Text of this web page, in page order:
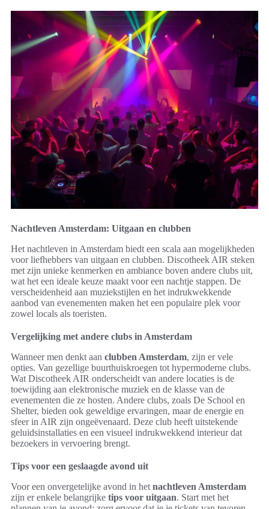
Nachtleven Amsterdam: Uitgaan en clubben
Het nachtleven in Amsterdam biedt een scala aan mogelijkheden
voor liefhebbers van uitgaan en clubben. Discotheek AIR steken
met zijn unieke kenmerken en ambiance boven andere clubs uit,
wat het een ideale keuze maakt voor een nachtje stappen. De
verscheidenheid aan muziekstijlen en het indrukwekkende
aanbod van evenementen maken het een populaire plek voor
zowel locals als toeristen.
Vergelijking met andere clubs in Amsterdam
Wanneer men denkt aan clubben Amsterdam, zijn er vele
opties. Van gezellige buurthuiskroegen tot hypermoderne clubs.
Wat Discotheek AIR onderscheidt van andere locaties is de
toewijding aan elektronische muziek en de klasse van de
evenementen die ze hosten. Andere clubs, zoals De School en
Shelter, bieden ook geweldige ervaringen, maar de energie en
sfeer in AIR zijn ongeëvenaard. Deze club heeft uitstekende
geluidsinstallaties en een visueel indrukwekkend interieur dat
bezoekers in vervoering brengt.
Tips voor een geslaagde avond uit
Voor een onvergetelijke avond in het nachtleven Amsterdam
zijn er enkele belangrijke tips voor uitgaan. Start met het